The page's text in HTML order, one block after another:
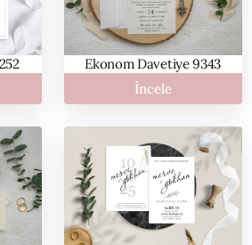
Ekonom Davetiye 9343
İncele